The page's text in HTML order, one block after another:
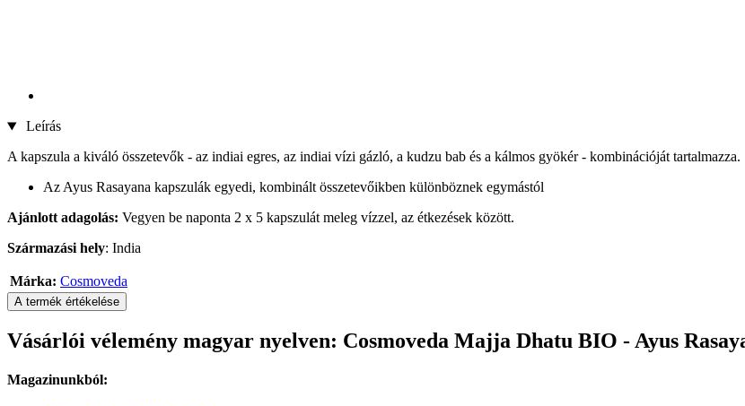
Leírás
A kapszula a kiváló összetevők - az indiai egres, az indiai vízi gázló, a kudzu bab és a kálmos gyökér - kombinációját tartalmazza.
Az Ayus Rasayana kapszulák egyedi, kombinált összetevőikben különböznek egymástól
Ajánlott adagolás: Vegyen be naponta 2 x 5 kapszulát meleg vízzel, az étkezések között.
Származási hely: India
Márka: Cosmoveda
A termék értékelése
Vásárlói vélemény magyar nyelven: Cosmoveda Majja Dhatu BIO - Ayus
Magazinunkból: